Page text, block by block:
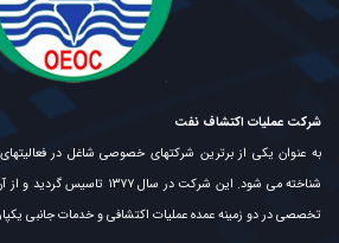
شرکت عملیات اکتشاف نفت
به عنوان یکی از برترین شرکتهای خصوصی شاغل در
شناخته می شود. این شرکت در سال
تخصصی در دو زمینه عمده عملیات اکتشافی و خدمات جانبی